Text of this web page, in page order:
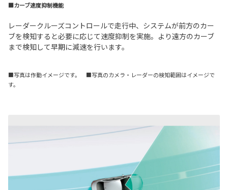
■カーブ速度抑制機能
レーダークルーズコントロールで走行中、システムが前方のカー
ブを検知すると必要に応じて速度抑制を実施。より遠方のカーブ
まで検知して早期に減速を行います。
■写真は作動イメージです。 ■写真のカメラ・レーダーの検知範囲はイメージで
す。